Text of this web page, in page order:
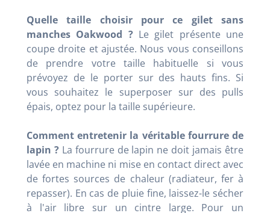
Quelle taille choisir pour ce gilet sans
manches Oakwood ?Le gilet présente une
coupe droite et ajustée. Nous vous conseillons
de prendre votre taille habituelle si vous
prévoyez de le porter sur des hauts fins. Si
vous souhaitez le superposer sur des pulls
épais, optez pour la taille supérieure.
Comment entretenir la véritable fourrure de
lapin ?La fourrure de lapin ne doit jamais être
lavée en machine ni mise en contact direct avec
de fortes sources de chaleur (radiateur, fer à
repasser). En cas de pluie fine, laissez-le sécher
à l'air libre sur un cintre large. Pour un